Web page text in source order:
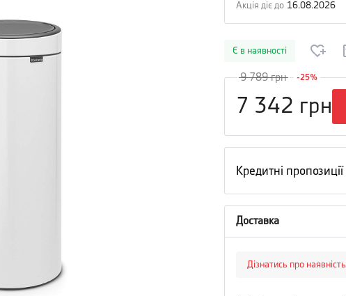
Акція діє до 16.08.2026
Є в наявності
9 789грн -25%
7 342 грн
Кредитні пропозиції
Доставка
Дізнатись про